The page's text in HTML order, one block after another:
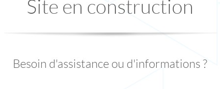
Site en construction
Besoin d'assistance ou d'informations ?